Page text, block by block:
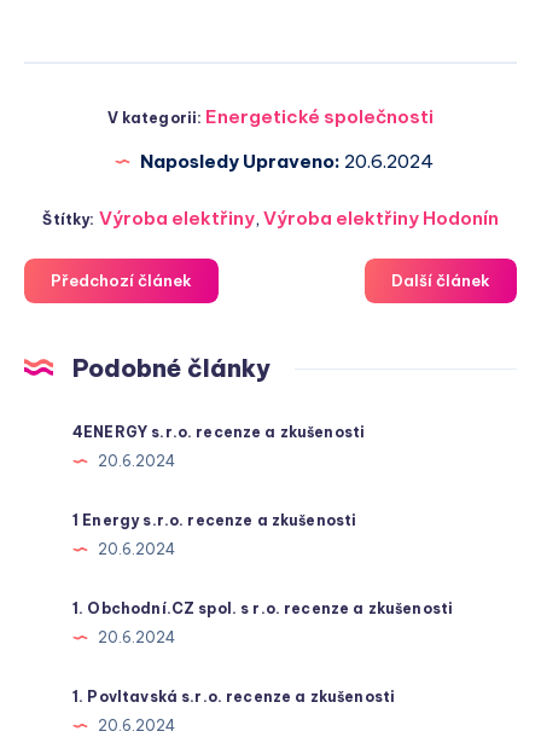
V kategorii: Energetické společnosti
Naposledy Upraveno: 20.6.2024
Štítky: Výroba elektřiny, Výroba elektřiny Hodonín
Předchozí článek Další článek
Podobné články
4ENERGY s.r.o. recenze a zkušenosti
20.6.2024
1 Energy s.r.o. recenze a zkušenosti
20.6.2024
1. Obchodní.CZ spol. s r.o. recenze a zkušenosti
20.6.2024
1. Povltavská s.r.o. recenze a zkušenosti
20.6.2024